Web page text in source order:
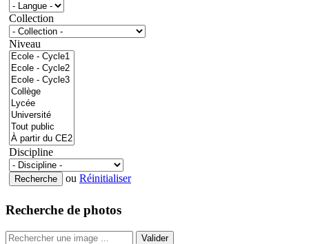
Collection
Niveau
Discipline
ou Réinitialiser
Recherche de photos
Valider